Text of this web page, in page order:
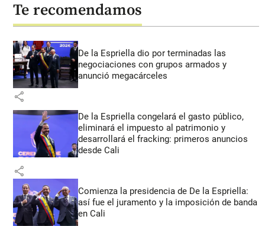
Te recomendamos
De la Espriella dio por terminadas las
negociaciones con grupos armados y
anunció megacárceles
share
De la Espriella congelará el gasto público,
eliminará el impuesto al patrimonio y
desarrollará el fracking: primeros anuncios
desde Cali
share
Comienza la presidencia de De la Espriella:
así fue el juramento y la imposición de banda
en Cali